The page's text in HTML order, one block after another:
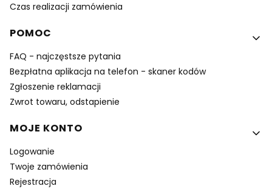
Czas realizacji zamówienia
POMOC
FAQ - najczęstsze pytania
Bezpłatna aplikacja na telefon - skaner kodów
Zgłoszenie reklamacji
Zwrot towaru, odstapienie
MOJE KONTO
Logowanie
Twoje zamówienia
Rejestracja